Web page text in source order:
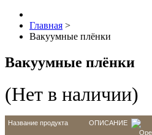
Главная >
Вакуумные плёнки
Вакуумные плёнки
(Нет в наличии)
Название продукта ОПИСАНИЕ